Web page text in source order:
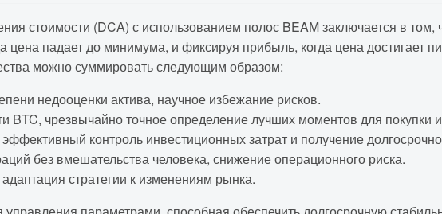
стоимости (DCA) с использованием полос BEAM заключается в том,
цена падает до минимума, и фиксируя прибыль, когда цена достигает
можно суммировать следующим образом:
недооценки актива, научное избежание рисков.
BTC, чрезвычайно точное определение лучших моментов для покупки
контроль инвестиционных затрат и получение
без вмешательства человека, снижение операционного риска.
стратегии к изменениям рынка.